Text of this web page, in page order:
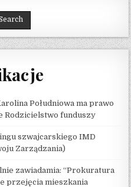
Południowa ma prawo
Rodzicielstwo funduszy
szwajcarskiego IMD
Zarządzania)
zawiadamia: “Prokuratura
przejęcia mieszkania